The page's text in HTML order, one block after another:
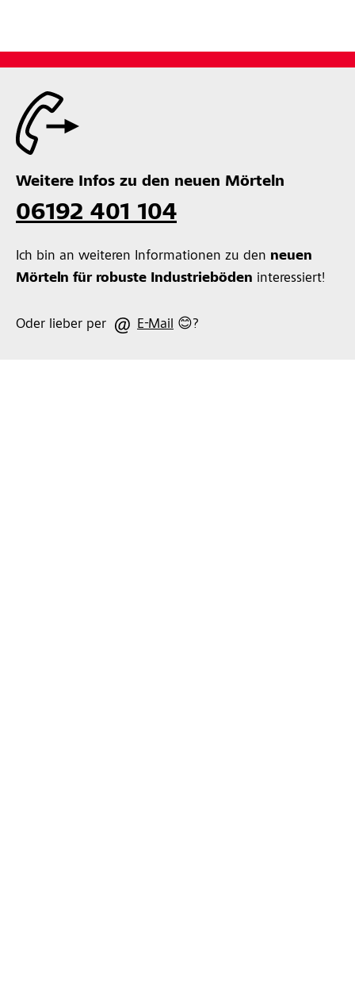
Weitere Infos zu den neuen Mörteln
06192 401 104
Ich bin an weiteren Informationen zu den neuen
Mörteln für robuste Industrieböden interessiert!
Oder lieber per E-Mail 😊?